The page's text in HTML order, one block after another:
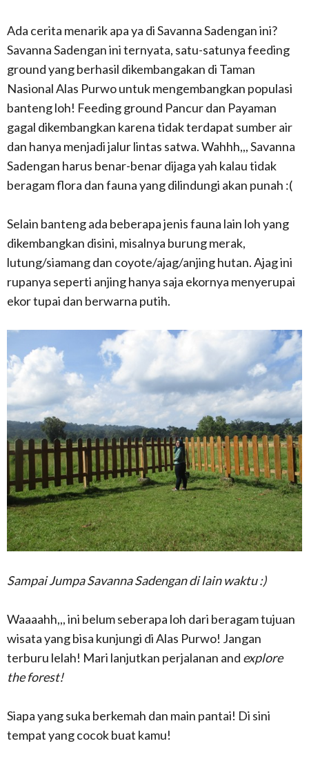
Ada cerita menarik apa ya di Savanna Sadengan ini?
Savanna Sadengan ini ternyata, satu-satunya feeding
ground yang berhasil dikembangakan di Taman
Nasional Alas Purwo untuk mengembangkan populasi
banteng loh! Feeding ground Pancur dan Payaman
gagal dikembangkan karena tidak terdapat sumber air
dan hanya menjadi jalur lintas satwa. Wahhh,,, Savanna
Sadengan harus benar-benar dijaga yah kalau tidak
beragam flora dan fauna yang dilindungi akan punah :(
Selain banteng ada beberapa jenis fauna lain loh yang
dikembangkan disini, misalnya burung merak,
lutung/siamang dan coyote/ajag/anjing hutan. Ajag ini
rupanya seperti anjing hanya saja ekornya menyerupai
ekor tupai dan berwarna putih.
Sampai Jumpa Savanna Sadengan di lain waktu :)
Waaaahh,,, ini belum seberapa loh dari beragam tujuan
wisata yang bisa kunjungi di Alas Purwo! Jangan
terburu lelah! Mari lanjutkan perjalanan and explore
the forest!
Siapa yang suka berkemah dan main pantai! Di sini
tempat yang cocok buat kamu!